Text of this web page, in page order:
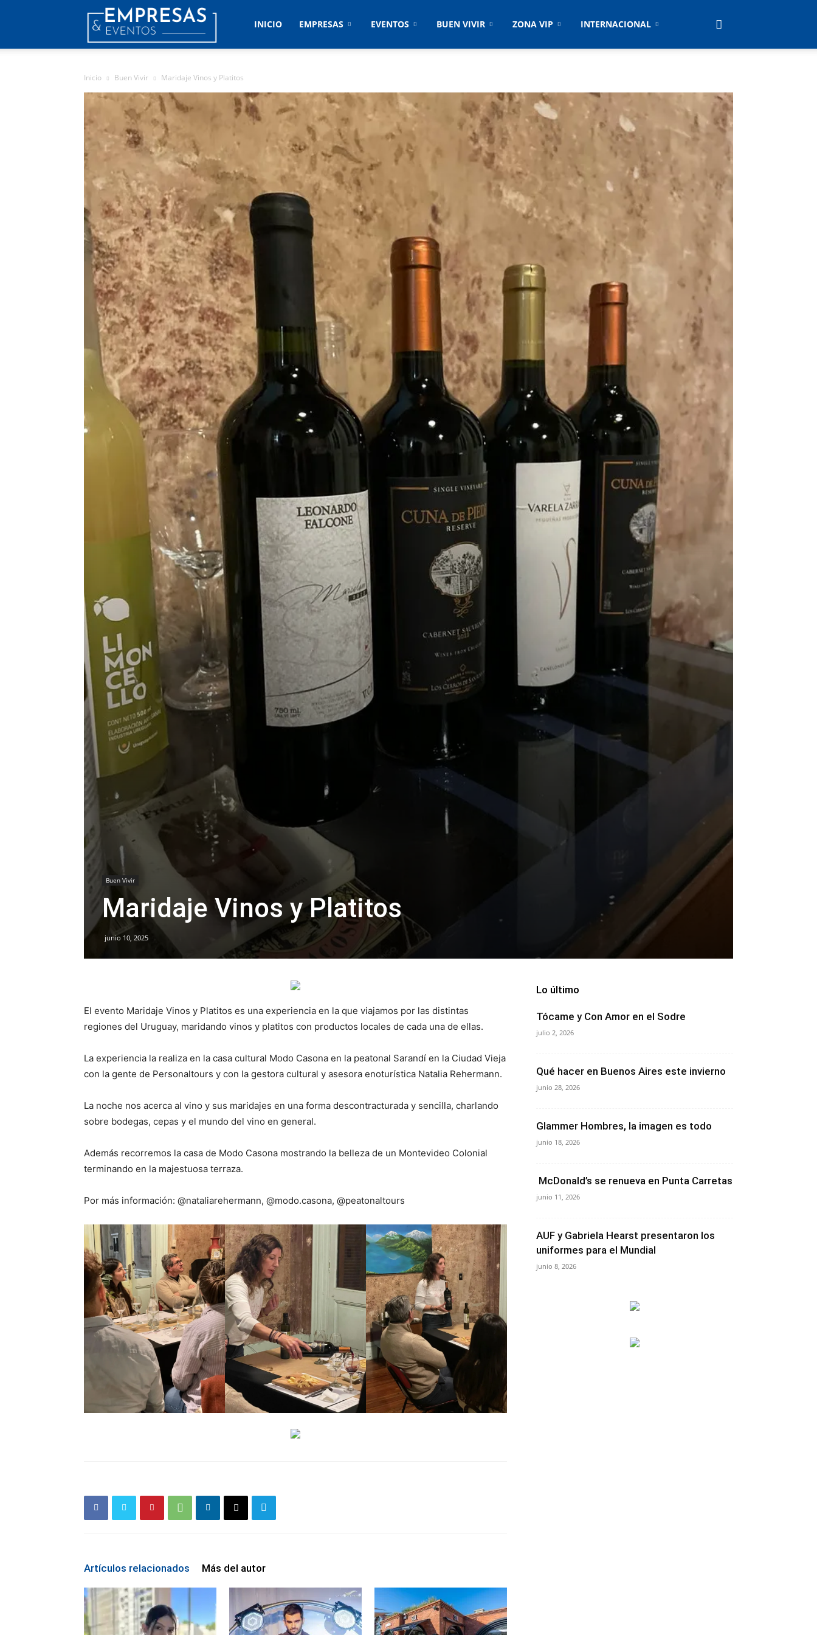
Empresas
&
Eventos
INICIO EMPRESAS EVENTOS BUEN VIVIR ZONA VIP INTERNACIONAL
Inicio Buen Vivir Maridaje Vinos y Platitos
Buen Vivir
Maridaje Vinos y Platitos
junio 10, 2025
El evento Maridaje Vinos y Platitos es una experiencia en la que viajamos por las distintas
regiones del Uruguay, maridando vinos y platitos con productos locales de cada una de ellas.
La experiencia la realiza en la casa cultural Modo Casona en la peatonal Sarandí en la Ciudad Vieja
con la gente de Personaltours y con la gestora cultural y asesora enoturística Natalia Rehermann.
La noche nos acerca al vino y sus maridajes en una forma descontracturada y sencilla, charlando
sobre bodegas, cepas y el mundo del vino en general.
Además recorremos la casa de Modo Casona mostrando la belleza de un Montevideo Colonial
terminando en la majestuosa terraza.
Por más información: @nataliarehermann, @modo.casona, @peatonaltours
Artículos relacionados Más del autor
Lo último
Tócame y Con Amor en el Sodre
julio 2, 2026
Qué hacer en Buenos Aires este invierno
junio 28, 2026
Glammer Hombres, la imagen es todo
junio 18, 2026
McDonald’s se renueva en Punta Carretas
junio 11, 2026
AUF y Gabriela Hearst presentaron los
uniformes para el Mundial
junio 8, 2026